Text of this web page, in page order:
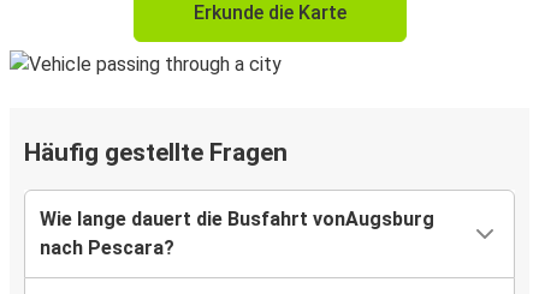
Erkunde die Karte
Häufig gestellte Fragen
Wie lange dauert die Busfahrt vonAugsburg
nach Pescara?